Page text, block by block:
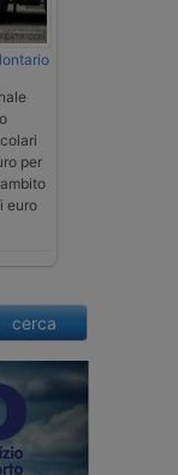
per
euro
cerca